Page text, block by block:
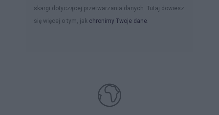
skargi dotyczącej przetwarzania danych. Tutaj dowiesz
się więcej o tym, jak chronimy Twoje dane.